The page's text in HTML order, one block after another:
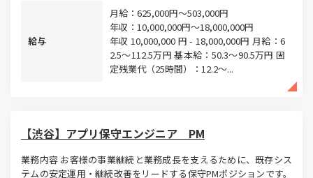
給与
月給：625,000円～503,000円
年収：10,000,000円～18,000,000円
年収 10,000,000 円 - 18,000,000円 月給：6
2.5～112.5万円 基本給：50.3～90.5万円 固
定残業代（25時間）：12.2～...
【渋谷】アプリ保守エンジニア PM
業務内容 お客様の事業継続と業務成長を支えるために、既存シス
テムの安定運用・継続改善をリードする保守PMポジションです。